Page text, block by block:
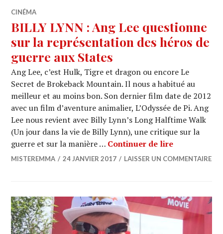
CINÉMA
BILLY LYNN : Ang Lee questionne
sur la représentation des héros de
guerre aux States
Ang Lee, c’est Hulk, Tigre et dragon ou encore Le
Secret de Brokeback Mountain. Il nous a habitué au
meilleur et au moins bon. Son dernier film date de 2012
avec un film d’aventure animalier, L’Odyssée de Pi. Ang
Lee nous revient avec Billy Lynn’s Long Halftime Walk
(Un jour dans la vie de Billy Lynn), une critique sur la
guerre et sur la manière … Continuer de lireBILLY
MISTEREMMA 24 JANVIER 2017 LAISSER UN COMMENTAIRE